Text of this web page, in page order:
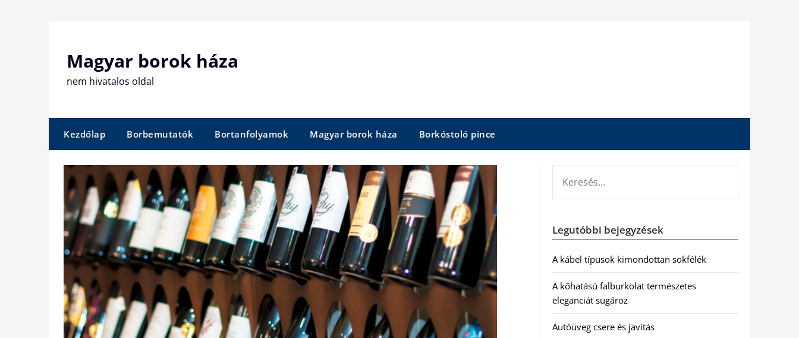
Magyar borok háza
nem hivatalos oldal
Kezdőlap Borbemutatók Bortanfolyamok Magyar borok háza Borkóstoló pince
Legutóbbi bejegyzések
A kábel típusok kimondottan sokfélék
A kőhatású falburkolat természetes
eleganciát sugároz
Autóüveg csere és javítás